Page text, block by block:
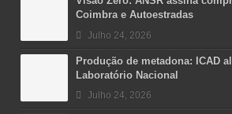
Coimbra e Autoestradas
Julho 24, 2026
Produção de metadona: ICAD
Laboratório Nacional
Julho 24, 2026